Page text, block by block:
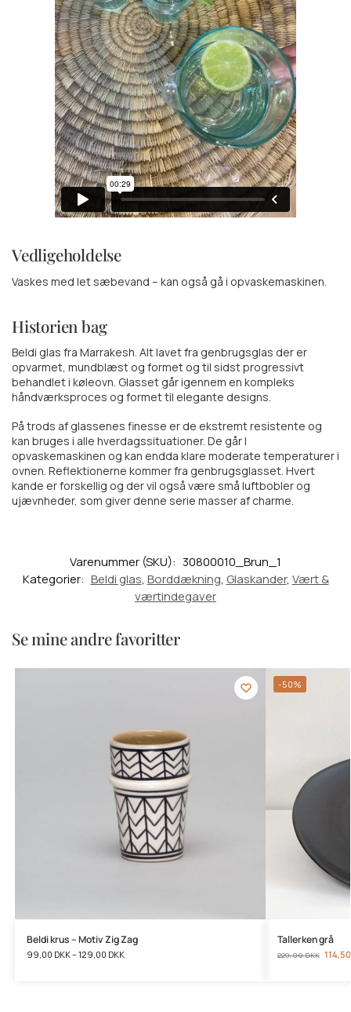
Vedligeholdelse
Vaskes med let sæbevand – kan også gå i opvaskemaskinen.
Historien bag
Beldi glas fra Marrakesh. Alt lavet fra genbrugsglas der er
opvarmet, mundblæst og formet og til sidst progressivt
behandlet i køleovn. Glasset går igennem en kompleks
håndværksproces og formet til elegante designs.
På trods af glassenes finesse er de ekstremt resistente og
kan bruges i alle hverdagssituationer. De går I
opvaskemaskinen og kan endda klare moderate temperaturer i
ovnen. Reflektionerne kommer fra genbrugsglasset. Hvert
kande er forskellig og der vil også være små luftbobler og
ujævnheder, som giver denne serie masser af charme.
Varenummer (SKU): 30800010_Brun_1
Kategorier: Beldi glas, Borddækning, Glaskander, Vært &
værtindegaver
Se mine andre favoritter
Beldi krus – Motiv Zig Zag
99,00 DKK–129,00 DKK
-50%
Tallerken grå
229,00DKK